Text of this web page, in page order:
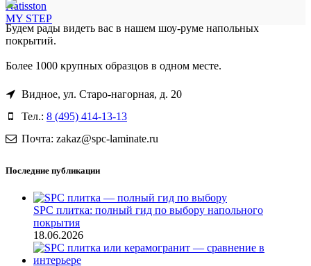
Natisston
MY STEP
Будем рады видеть вас в нашем шоу-руме напольных
покрытий.
Более 1000 крупных образцов в одном месте.
Видное, ул. Старо-нагорная, д. 20
Тел.: 8 (495) 414-13-13
Почта: zakaz@spc-laminate.ru
Последние публикации
SPC плитка: полный гид по выбору напольного
покрытия
18.06.2026